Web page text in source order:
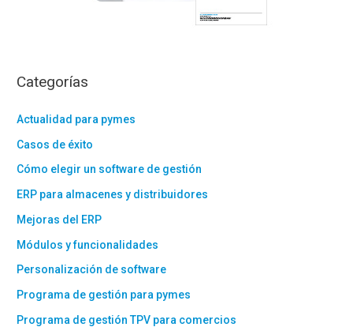
Categorías
Actualidad para pymes
Casos de éxito
Cómo elegir un software de gestión
ERP para almacenes y distribuidores
Mejoras del ERP
Módulos y funcionalidades
Personalización de software
Programa de gestión para pymes
Programa de gestión TPV para comercios